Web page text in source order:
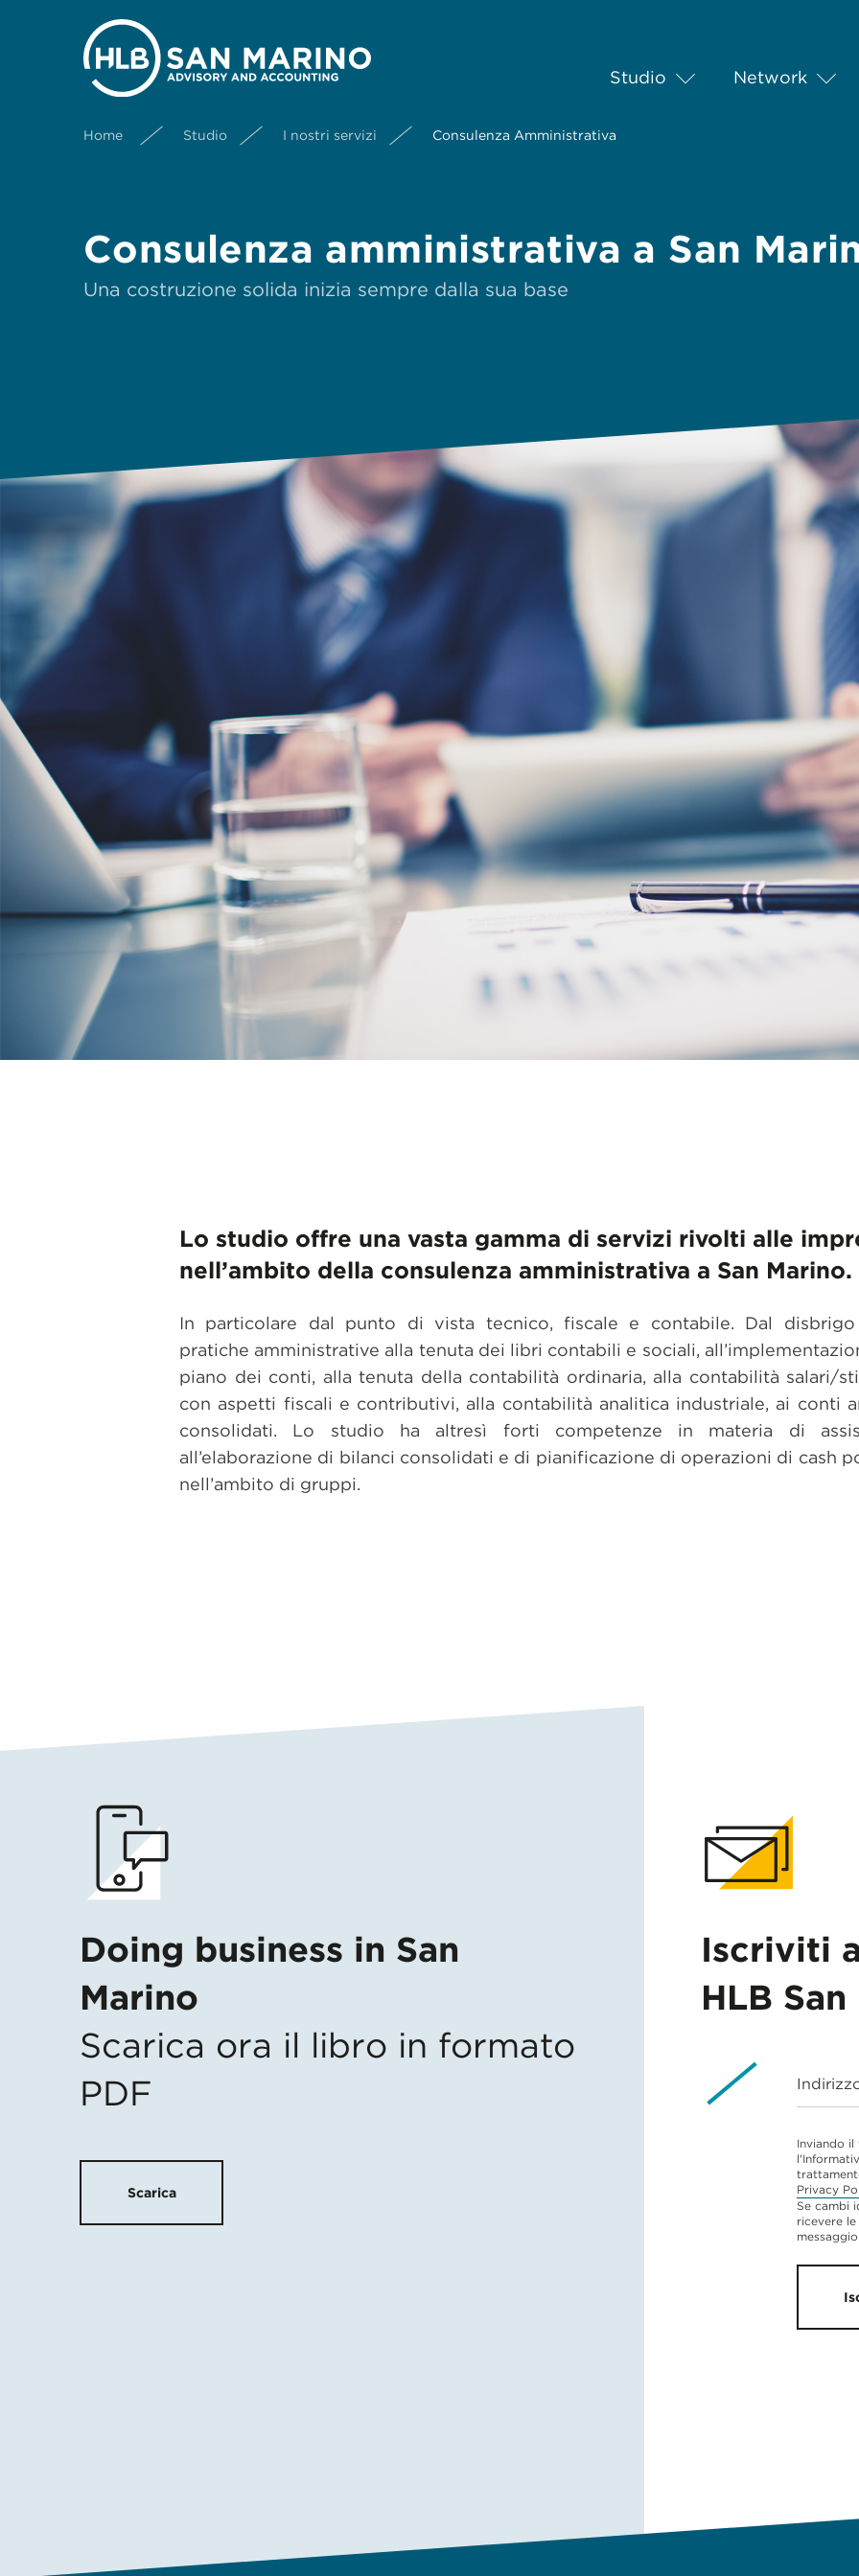
Studio Network
Home Studio I nostri servizi Consulenza Amministrativa
Consulenza amministrativa a San
Una costruzione solida inizia sempre dalla sua base
Lo studio offre una vasta gamma di servizi rivolti alle
nell’ambito della consulenza amministrativa a San Marino.
In particolare dal punto di vista tecnico, fiscale e contabile. Dal
pratiche amministrative alla tenuta dei libri contabili e sociali,
piano dei conti, alla tenuta della contabilità ordinaria, alla contabilità salari/
con aspetti fiscali e contributivi, alla contabilità analitica industriale, ai conti
consolidati. Lo studio ha altresì forti competenze in materia di
all’elaborazione di bilanci consolidati e di pianificazione di operazioni di cash
nell’ambito di gruppi.
Doing business in San
Marino
Scarica ora il libro in formato
PDF
Scarica
Iscriviti
HLB
Inviando
Privacy
Se cambi
ricevere